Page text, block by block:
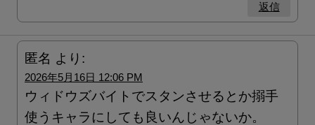
返信
匿名 より:
2026年5月16日 12:06 PM
ウィドウズバイトでスタンさせるとか搦手
使うキャラにしても良いんじゃないか。